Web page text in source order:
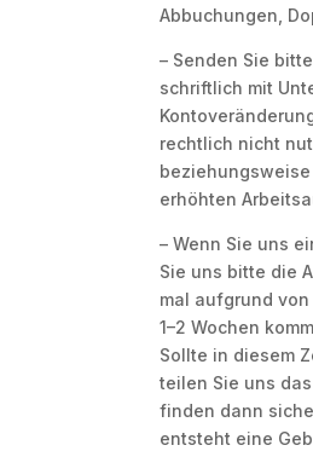
Abbuchungen,
– Senden Sie
schriftlich mit
rechtlich nicht
erhöhten
– Wenn Sie uns
Sie uns bitte die
mal aufgrund
1–2 Wochen
Sollte in diesem
teilen Sie uns
finden dann
entsteht eine